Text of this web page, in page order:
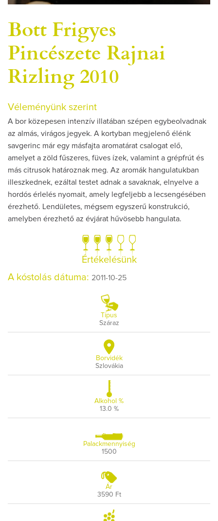
Bott Frigyes
Pincészete Rajnai
Rizling 2010
Véleményünk szerint
A bor közepesen intenzív illatában szépen egybeolvadnak
az almás, virágos jegyek. A kortyban megjelenő élénk
savgerinc már egy másfajta aromatárat csalogat elő,
amelyet a zöld fűszeres, füves ízek, valamint a grépfrút és
más citrusok határoznak meg. Az aromák hangulatukban
illeszkednek, ezáltal testet adnak a savaknak, elnyelve a
hordós érlelés nyomait, amely legfeljebb a lecsengésében
érezhető. Lendületes, mégsem egyszerű konstrukció,
amelyben érezhető az évjárat hűvösebb hangulata.
Értékelésünk
A kóstolás dátuma: 2011-10-25
Típus
Száraz
Borvidék
Szlovákia
Alkohol %
13.0 %
Palackmennyiség
1500
Ár
3590 Ft